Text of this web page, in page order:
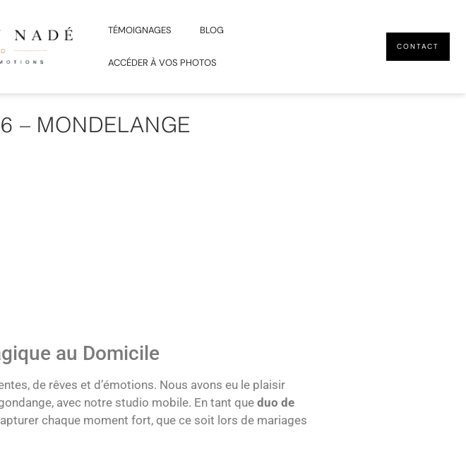
TÉMOIGNAGES BLOG
ACCÉDER À VOS PHOTOS
CONTACT
– MONDELANGE
au Domicile
de rêves et d’émotions. Nous avons eu le plaisir
avec notre studio mobile. En tant que duo de
chaque moment fort, que ce soit lors de mariages